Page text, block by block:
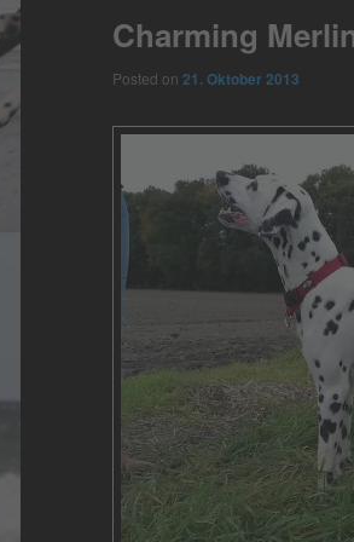
Charming
Posted on 21. Oktober 2013